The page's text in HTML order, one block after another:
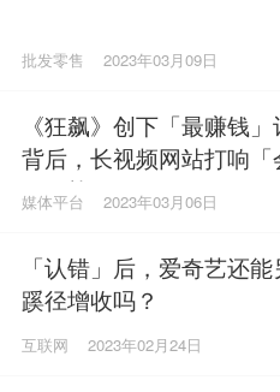
批发零售 2023年03月09日
《狂飙》创下「最赚钱
背后，长视频网站打响「
保卫战」？
媒体平台 2023年03月06日
「认错」后，爱奇艺还
蹊径增收吗？
互联网 2023年02月24日